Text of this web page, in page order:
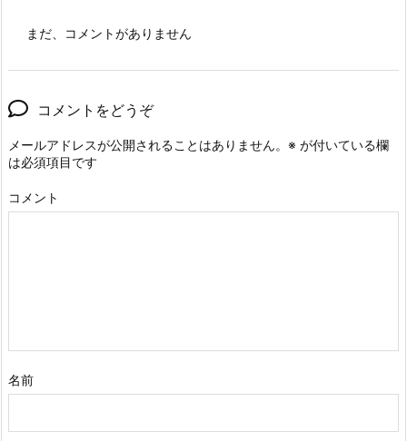
まだ、コメントがありません
コメントをどうぞ
メールアドレスが公開されることはありません。 ※ が付いている欄
は必須項目です
コメント
名前